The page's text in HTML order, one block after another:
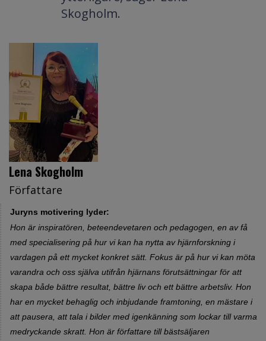
Skogholm.
Lena Skogholm
Författare
Juryns motivering lyder:
Hon är inspiratören, beteendevetaren och pedagogen, en av få
med specialisering på hur vi kan ha nytta av hjärnforskning i
vardagen på ett mycket konkret sätt. Fokus är på hur vi kan möta
varandra och oss själva utifrån hjärnans förutsättningar för att
skapa både bättre resultat, bättre liv och ett bättre arbetsliv. Hon
har en mycket behaglig och inbjudande framtoning, en mästare i
att pausera, att tala i bilder med igenkänning som lockar till varma
medryckande skratt. Hon är författare till bästsäljaren